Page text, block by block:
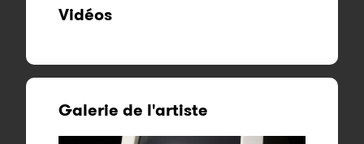
Vidéos
Galerie de l'artiste